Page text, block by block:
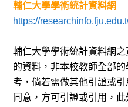
輔仁大學學術統計資料網
https://
輔仁大學學術統計資料網
的資料，非本校教師全部
考，倘若需做其他引證或
同意，方可引證或引用，